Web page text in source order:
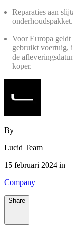
Reparaties aan
onderhoudspakket.
Voor Europa
gebruikt voertuig,
de
koper.
By
Lucid Team
15 februari 2024 in
Company
Share